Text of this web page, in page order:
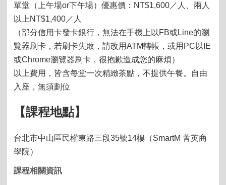
單堂（上午場or下午場）優惠價： NT$1,600 ／人、兩人
以上 NT$1,400 ／人
（部分信用卡發卡銀行，無法在手機上以 FB或Line的瀏
覽器刷卡，若刷卡失敗，請改用ATM轉帳，或用 PC 以 IE
或Chrome瀏覽器刷卡，很抱歉造成您的麻煩）
以上費用，皆含每堂一次精緻茶點，不提供午餐。自由
入座，無須劃位
【課程地點】
台北市中山區民權東路三段35號14樓（SmartM菁英商
學院）
課程相關資訊